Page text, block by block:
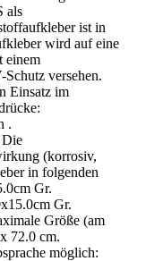
als
ist in
wird auf eine
einem
versehen.
Einsatz im
.
Die
(korrosiv,
in folgenden
Gr.
Gr.
Größe (am
72.0 cm.
möglich: